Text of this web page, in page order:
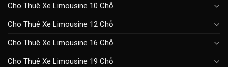
Cho Thuê Xe Limousine 10 Chỗ
Cho Thuê Xe Limousine 12 Chỗ
Cho Thuê Xe Limousine 16 Chỗ
Cho Thuê Xe Limousine 19 Chỗ